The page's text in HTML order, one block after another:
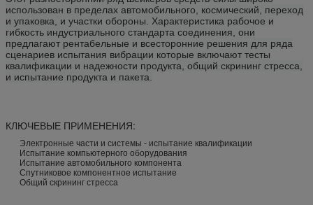
использован в пределах автомобильного, космический, переход
и упаковка, и участки обороны. Характеристика рабочое и
гибкость индустриального стандарта соединения, они
предлагают рентабельные и всесторонние решения для ряда
сценариев испытания вибрации которые включают тесты
квалификации и надежности продукта, общий скрининг стресса,
и испытание продукта и пакета.
КЛЮЧЕВЫЕ ПРИМЕНЕНИЯ:
Электронные части и системы - испытание квалификации
Испытание компьютерного оборудования
Испытание автомобильного компонента
Спутниковое компонентное испытание
Общий скрининг стресса